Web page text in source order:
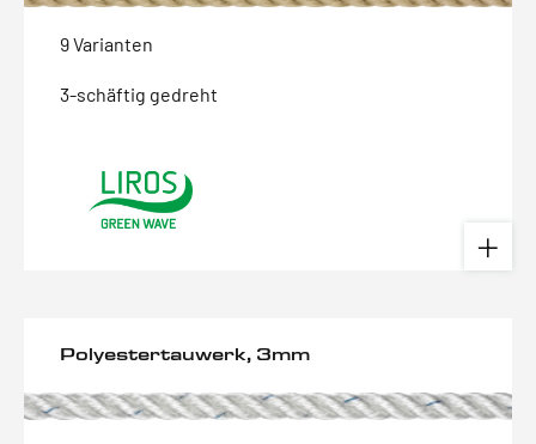
9 Varianten
3-schäftig gedreht
Polyestertauwerk, 3mm